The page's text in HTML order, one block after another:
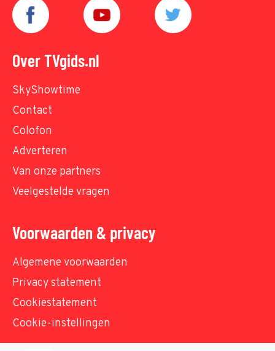
Over TVgids.nl
SkyShowtime
Contact
Colofon
Adverteren
Van onze partners
Veelgestelde vragen
Voorwaarden & privacy
Algemene voorwaarden
Privacy statement
Cookiestatement
Cookie-instellingen